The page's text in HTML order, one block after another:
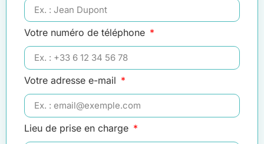
Votre numéro de téléphone
Votre adresse e-mail
Lieu de prise en charge